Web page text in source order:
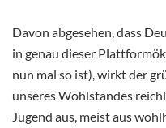
Davon abgesehen, dass
in genau dieser
nun mal so ist), wirkt der
unseres Wohlstandes
Jugend aus, meist aus